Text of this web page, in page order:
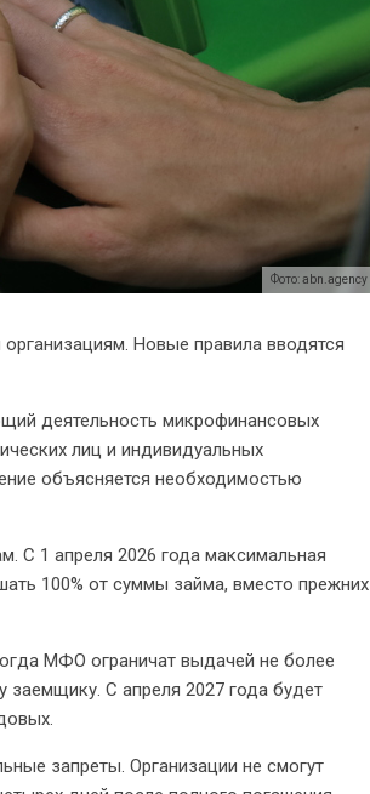
Фото: abn.agency
Новые правила вводятся
деятельность микрофинансовых
лиц и индивидуальных
объясняется необходимостью
С 1 апреля 2026 года максимальная
100% от суммы займа, вместо прежних
МФО ограничат выдачей не более
С апреля 2027 года будет
запреты. Организации не смогут